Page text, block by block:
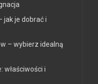
jak je dobrać i
– wybierz idealną
właściwości i